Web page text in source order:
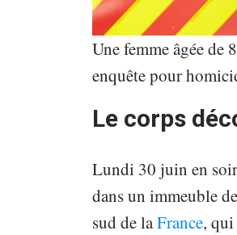
Une femme âgée de
enquête pour
Le corps
Lundi 30 juin en
dans un immeuble
sud de laFrance, qui